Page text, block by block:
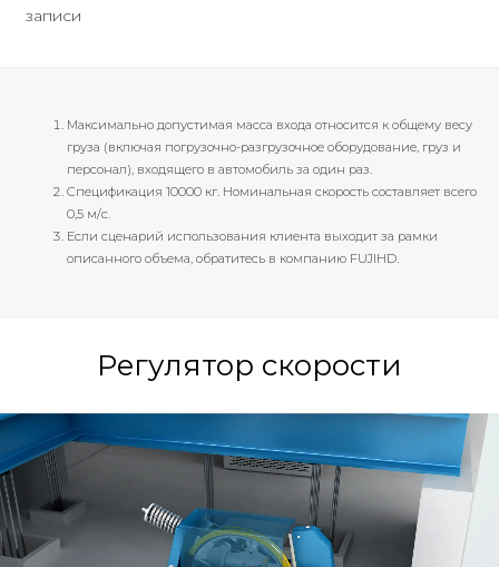
записи
Максимально допустимая масса входа относится к общему весу
груза (включая погрузочно-разгрузочное оборудование, груз и
персонал), входящего в автомобиль за один раз.
Спецификация 10000 кг. Номинальная скорость составляет всего
0,5 м/с.
Если сценарий использования клиента выходит за рамки
описанного объема, обратитесь в компанию FUJIHD.
Регулятор скорости